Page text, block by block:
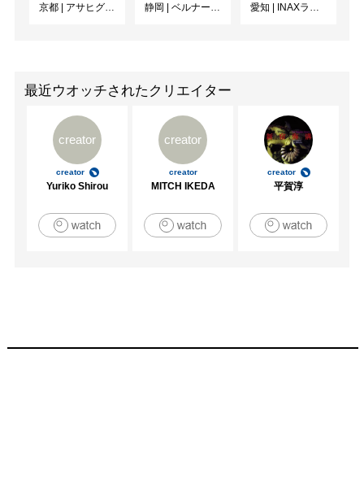
京都 | アサヒグループ大山崎山荘美術館 静岡 | ベルナール・ビュフェ美術館 愛知 | INAXライブミュージアム
最近ウオッチされたクリエイター
creator
creator
Yuriko Shirou
creator
creator
MITCH IKEDA
creator
平賀淳